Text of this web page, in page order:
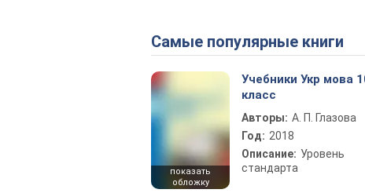
Самые популярные книги
показать
обложку
Учебники Укр мова
класс
Авторы: А. П. Глазова
Год: 2018
Описание: Уровень
стандарта